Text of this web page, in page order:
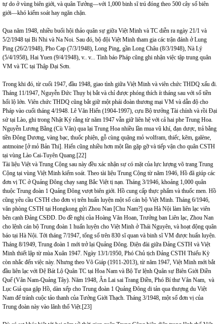
tự do ở vùng biên giới, và quân Tưởng—với 1,000 binh sĩ trú đóng theo 500 cây số biên
giới—khó kiểm soát hay ngăn chặn.
Qua năm 1948, nhiều buổi hội thảo quân sự giữa Việt Minh và TC diễn ra ngày 21/1 và
5/2/1948 tại Bi Nhi và Na Noi. Sau đó, bộ đội Việt Minh tham gia các trận đánh ở Lung
Ping (26/2/1948), Pho Cap (7/3/1948), Long Ping, gần Long Châu (8/3/1948), Nà Lý
(5/4/1958), Hai Yuen (9/4/1948), v.. v... Tình báo Pháp cũng ghi nhận việc tập trung quân
VM và TC tại Thập Đại Sơn.
Trong khi đó, từ cuối 1947, đầu 1948, giao tình giữa Việt Minh và viên chức THDQ xấu đi.
Tháng 11/1947, Nguyễn Đức Thụy bị bắt và chỉ được phóng thích ít tháng sau với số tiền
hối lộ lớn. Viên chức THDQ cũng bắt giữ một phái đoàn thương mại VM và dẫn độ cho
Pháp vào cuối tháng 4/1948. Lê Văn Hiến (1904-1997), cựu Bộ trưởng Tài chính và rồi Đại
sứ tại Lào, ghi trong Nhật Ký rằng từ năm 1947 vẫn giữ liên hệ với cả hai phe Trung Hoa.
Nguyễn Lương Bằng (Cù Vân) qua lại Trung Hoa nhiều lần mua vũ khí, đạn dược, trả bằng
tiền Đông Dương, vàng bạc, thuốc phiện, gỗ cùng quặng mỏ wolfram, thiếc, kẽm, galène,
antmoine [ở mỏ Bản Thi]. Hiến cũng nhiều hơn một lần gặp gỡ và tiếp vận cho quân CSTH
tại vùng Lào Cai-Tuyên Quang. [22]
Tài liệu Việt và Trung Cộng sau này đều xác nhận sự có mặt của lực lượng võ trang Trung
Cộng tại vùng Việt Minh kiểm soát. Theo tài liệu Trung Cộng từ năm 1946, Hồ đã giúp các
đơn vị TC ở Quảng Đông chạy sang Bắc Việt tị nạn. Tháng 3/1946, khoảng 1,000 quân
thuộc Trung đoàn 1 Quảng Đông vượt biên giới. Hồ cung cấp thực phẩm và thuốc men. Hồ
cũng yêu cầu CSTH cho đơn vị trên huấn luyện một số cán bộ Việt Minh. Tháng 6/1946,
văn phòng CSTH tại Hongkong gửi Zhou Nan [Chu Nam?] qua Hà Nội làm liên lạc viên
bên cạnh Đảng CSĐD. Do đề nghị của Hoàng Văn Hoan, Trưởng ban Liên lạc, Zhou Nan
cho lệnh cán bộ Trung đoàn 1 huấn luyện cho Việt Minh ở Thái Nguyên, và hoạt động quân
báo tại Hà Nội. Tới tháng 7/1947, tổng số trên 830 sĩ quan và binh sĩ VM được huấn luyện.
Tháng 8/1949, Trung đoàn 1 mới trở lại Quảng Đông. Điện đài giữa Đảng CSTH và Việt
Minh thiết lập từ mùa Xuân 1947. Ngày 13/1/1950, Phó Chủ tịch Đảng CSTH Thiếu Kỳ
còn nhắc đến việc này. Nhưng theo Võ Giáp (1911-2013), từ năm 1947, Việt Minh mới bắt
đầu liên lạc với Đệ Bát Lộ Quân TC tại Hoa Nam và Bộ Tư lệnh Quân sự Biên Giới Điền
Quế (Vân Nam-Quảng Tây). Năm 1948, Ân Lai sai Trang Điền, Phó Bí thư Vân Nam, và
Lục Giả qua gặp Hồ, dàn xếp cho Trung đoàn 1 Quảng Đông di tản qua thượng du Việt
Nam để tránh cuộc tảo thanh của Tưởng Giới Thạch. Tháng 3/1948, một số đơn vị của
Trung đoàn này vào lãnh thổ Việt. [23]